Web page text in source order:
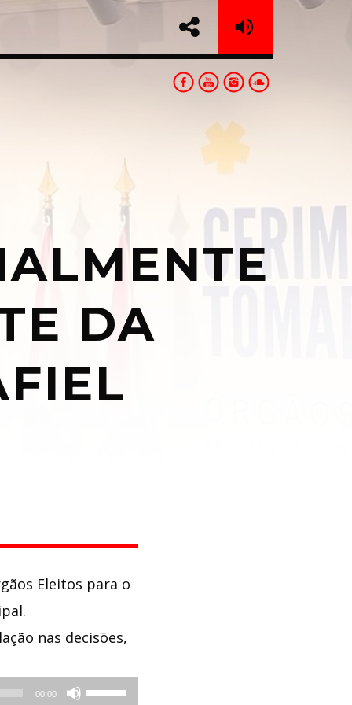
DA
Eleitos para o
nas decisões,
00:00
Use